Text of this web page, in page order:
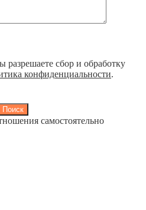
сбор и обработку
конфиденциальности.
самостоятельно